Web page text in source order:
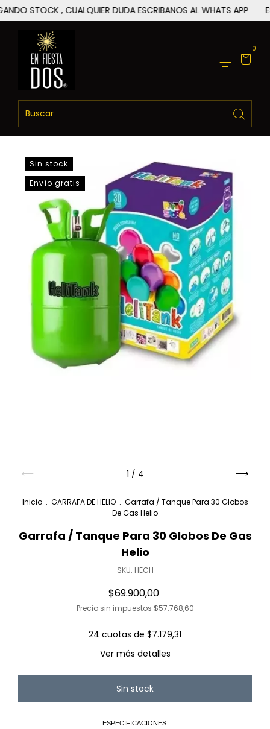
, CUALQUIER DUDA ESCRIBANOS AL WHATS APP ESTAMOS
0
Sin stock
Envío gratis
1 / 4
Inicio . GARRAFA DE HELIO . Garrafa / Tanque Para 30 Globos
De Gas Helio
Garrafa / Tanque Para 30 Globos De Gas
Helio
SKU: HECH
$69.900,00
Precio sin impuestos $57.768,60
24 cuotas de $7.179,31
Ver más detalles
ESPECIFICACIONES: